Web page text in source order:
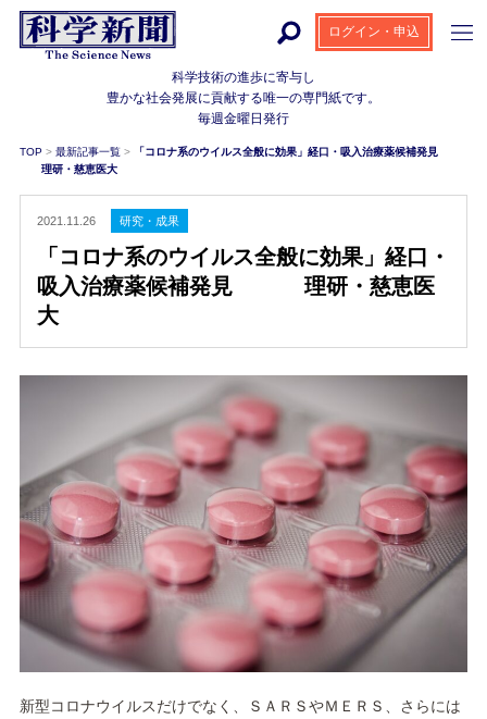
科学技術の進歩に寄与し
豊かな社会発展に貢献する唯一の専門紙です。
毎週金曜日発行
ログイン・申込
TOP > 最新記事一覧 >
「コロナ系のウイルス全般に効果」経口・吸入治療薬候補発見
理研・慈恵医大
2021.11.26 研究・成果
「コロナ系のウイルス全般に効果」経口・
吸入治療薬候補発見 理研・慈恵医
大
新型コロナウイルスだけでなく、ＳＡＲＳやＭＥＲＳ、さらには